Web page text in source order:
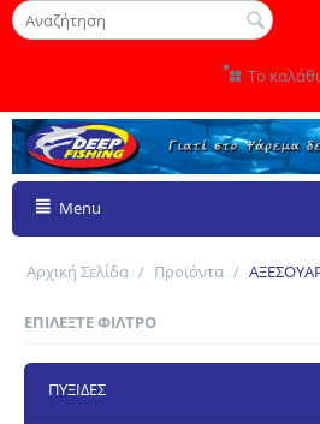
Το καλάθι
Menu
Αρχική Σελίδα / Προϊόντα /
ΕΠΙΛΈΞΤΕ ΦΊΛΤΡΟ
ΠΥΞΙΔΕΣ